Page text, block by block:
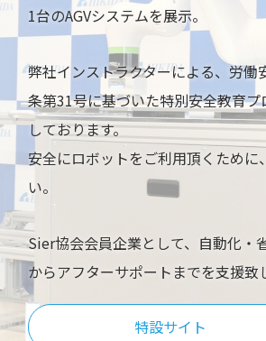
1台のAGVシステムを展示。
弊社インストラクターによる、労働
条第31号に基づいた特別安全教育
しております。
安全にロボットをご利用頂くために
い。
Sier協会会員企業として、自動化・
からアフターサポートまでを支援致
特設サイト